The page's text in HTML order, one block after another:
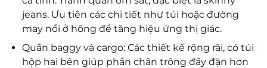
jeans. Ưu tiên các chi tiết như túi hoặc đường
may nổi ở hông để tăng hiệu ứng thị giác.
Quần baggy và cargo: Các thiết kế rộng rãi, có túi
hộp hai bên giúp phần chân trông đầy đặn hơn